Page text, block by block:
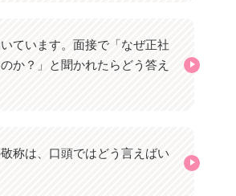
ています。面接で「なぜ正社
か？」と聞かれたらどう答え
称は、口頭ではどう言えばい